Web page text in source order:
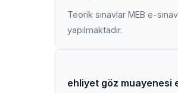
Teorik sınavlar MEB e-
yapılmaktadır.
ehliyet göz muayenesi